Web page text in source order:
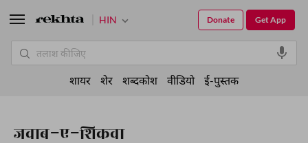
जवाब-ए-शिकवा
HIN Get App
Donate
शायर शेर शब्दकोश वीडियो ई-पुस्तक